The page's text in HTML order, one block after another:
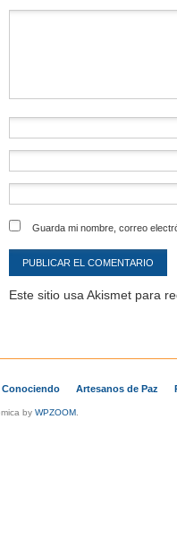
Guarda mi nombre, correo
Este sitio usa Akismet para
Conociendo Artesanos de Paz
by WPZOOM